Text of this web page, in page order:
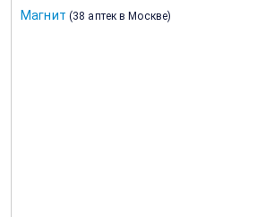
Магнит (38 аптек в Москве)